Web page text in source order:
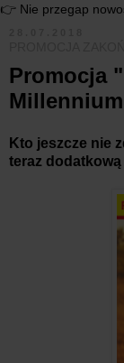
👉 Nie przegap
Promocja
Kto jeszcze nie
teraz